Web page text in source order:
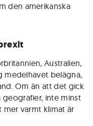
den amerikanska
Australien,
medelhavet belägna,
Om än att det gick
geografier, inte minst
varmt klimat är